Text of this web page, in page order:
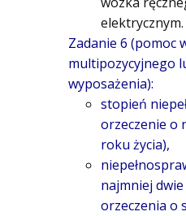
elektrycznym.
Zadanie 6 (pomoc
multipozycyjnego
wyposażenia):
stopień
orzeczenie o
roku życia),
najmniej
orzeczenia o